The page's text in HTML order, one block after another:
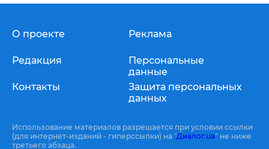
О проекте
Редакция
Контакты
Реклама
Персональные
данные
Защита персональных
данных
Использование материалов разрешается при условии ссылки
(для интернет-изданий - гиперссылки) на "Диалог.ua" не ниже
третьего абзаца.